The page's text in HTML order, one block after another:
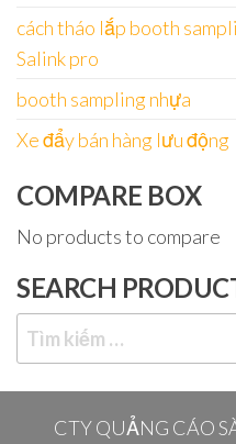
cách tháo lắp booth
Salink pro
booth sampling nhựa
Xe đẩy bán hàng lưu động
COMPARE BOX
No products to compare
SEARCH
Tìm
kiếm
cho:
CTY QUẢNG CÁO